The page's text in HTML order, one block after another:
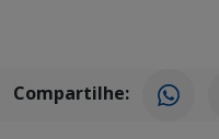
Compartilhe: